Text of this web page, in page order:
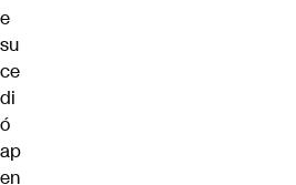
e
su
ce
di
ó
ap
en